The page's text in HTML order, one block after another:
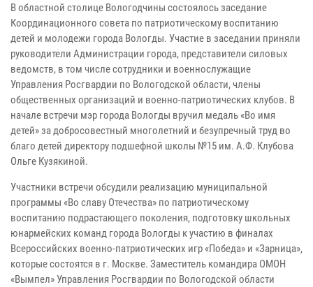
В областной столице Вологодчины состоялось заседание
Координационного совета по патриотическому воспитанию
детей и молодежи города Вологды. Участие в заседании приняли
руководители Администрации города, представители силовых
ведомств, в том числе сотрудники и военнослужащие
Управления Росгвардии по Вологодской области, члены
общественных организаций и военно-патриотических клубов. В
начале встречи мэр города Вологды вручил медаль «Во имя
детей» за добросовестный многолетний и безупречный труд во
благо детей директору подшефной школы №15 им. А.Ф. Клубова
Ольге Кузякиной.
Участники встречи обсудили реализацию муниципальной
программы «Во славу Отечества» по патриотическому
воспитанию подрастающего поколения, подготовку школьных
юнармейских команд города Вологды к участию в финалах
Всероссийских военно-патриотических игр «Победа» и «Зарница»,
которые состоятся в г. Москве. Заместитель командира ОМОН
«Вымпел» Управления Росгвардии по Вологодской области